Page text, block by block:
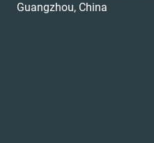
Guangzhou, China